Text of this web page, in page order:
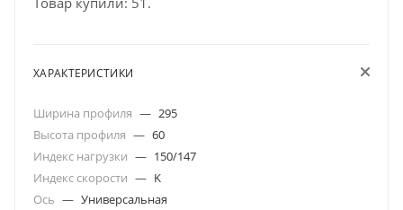
ХАРАКТЕРИСТИКИ
Ширина профиля — 295
Высота профиля — 60
Индекс нагрузки — 150/147
Индекс скорости — K
Ось — Универсальная